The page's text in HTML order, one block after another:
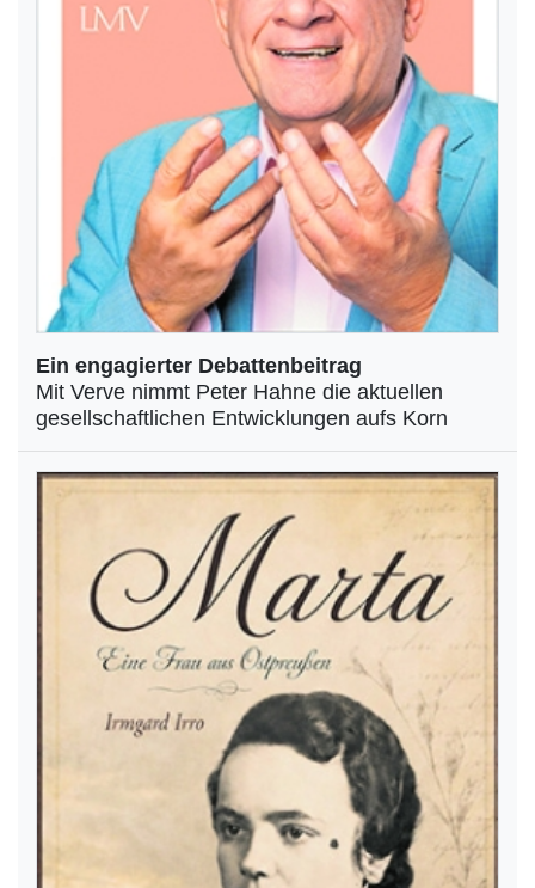
Ein engagierter Debattenbeitrag
Mit Verve nimmt Peter Hahne die aktuellen
gesellschaftlichen Entwicklungen aufs Korn